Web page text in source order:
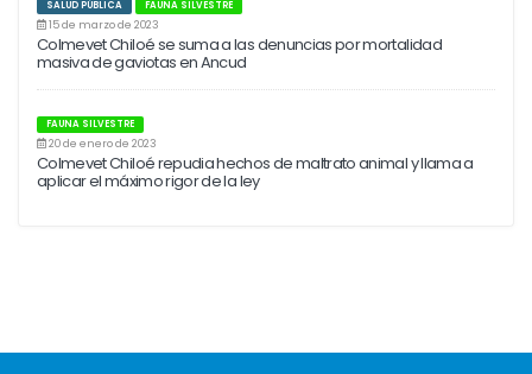
SALUD PÚBLICA FAUNA SILVESTRE
15 de marzo de 2023
Colmevet Chiloé se suma a las denuncias por mortalidad
masiva de gaviotas en Ancud
FAUNA SILVESTRE
20 de enero de 2023
Colmevet Chiloé repudia hechos de maltrato animal y llama a
aplicar el máximo rigor de la ley